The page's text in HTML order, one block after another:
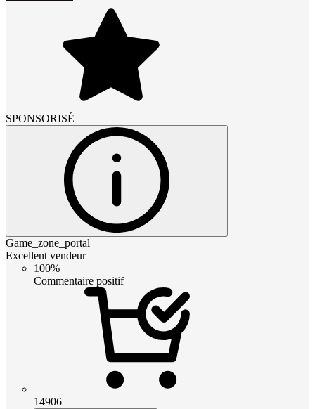
SPONSORISÉ
Game_zone_portal
Excellent vendeur
100%
Commentaire positif
14906